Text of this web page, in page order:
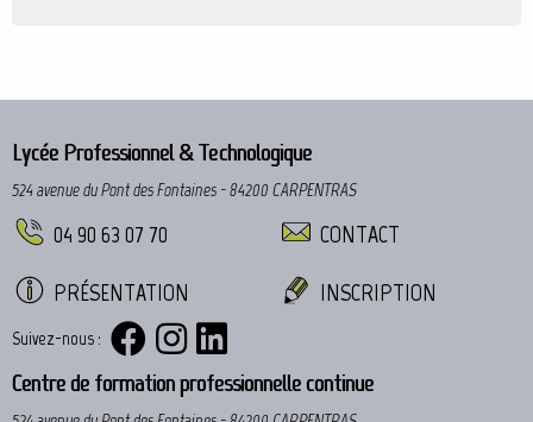
Lycée Professionnel & Technologique
524 avenue du Pont des Fontaines - 84200 CARPENTRAS
04 90 63 07 70 CONTACT
PRÉSENTATION INSCRIPTION
Suivez-nous :
Centre de formation professionnelle continue